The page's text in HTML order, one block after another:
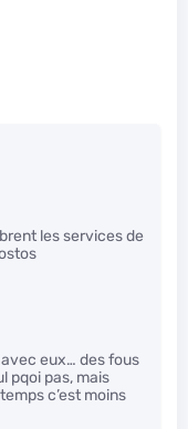
les services de
avec eux… des fous
pqoi pas, mais
c’est moins